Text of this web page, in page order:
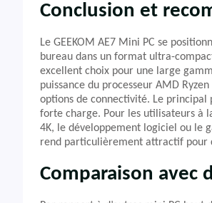
Conclusion et
Le GEEKOM AE7 Mini PC se
bureau dans un format ultra-
excellent choix pour une large
puissance du processeur AMD
options de connectivité. Le
forte charge. Pour les utilisateurs à
4K, le développement logiciel ou le
rend particulièrement attractif pour
Comparaison avec